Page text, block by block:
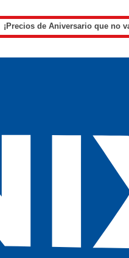
¡Precios de Aniversario que no